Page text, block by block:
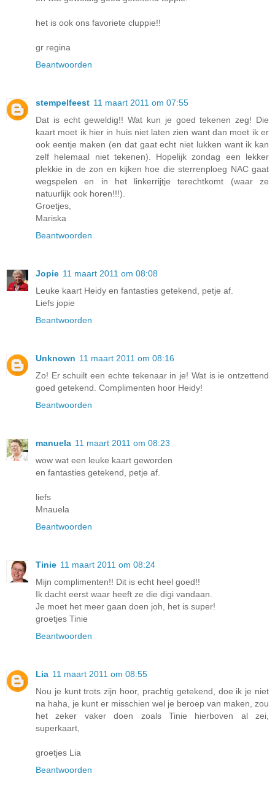
het is ook ons favoriete cluppie!!
gr regina
Beantwoorden
stempelfeest 11 maart 2011 om 07:55
Dat is echt geweldig!! Wat kun je goed tekenen zeg! Die
kaart moet ik hier in huis niet laten zien want dan moet ik er
ook eentje maken (en dat gaat echt niet lukken want ik kan
zelf helemaal niet tekenen). Hopelijk zondag een lekker
plekkie in de zon en kijken hoe die sterrenploeg NAC gaat
wegspelen en in het linkerrijtje terechtkomt (waar ze
natuurlijk ook horen!!!).
Groetjes,
Mariska
Beantwoorden
Jopie 11 maart 2011 om 08:08
Leuke kaart Heidy en fantasties getekend, petje af.
Liefs jopie
Beantwoorden
Unknown 11 maart 2011 om 08:16
Zo! Er schuilt een echte tekenaar in je! Wat is ie ontzettend
goed getekend. Complimenten hoor Heidy!
Beantwoorden
manuela 11 maart 2011 om 08:23
wow wat een leuke kaart geworden
en fantasties getekend, petje af.
liefs
Mnauela
Beantwoorden
Tinie 11 maart 2011 om 08:24
Mijn complimenten!! Dit is echt heel goed!!
Ik dacht eerst waar heeft ze die digi vandaan.
Je moet het meer gaan doen joh, het is super!
groetjes Tinie
Beantwoorden
Lia 11 maart 2011 om 08:55
Nou je kunt trots zijn hoor, prachtig getekend, doe ik je niet
na haha, je kunt er misschien wel je beroep van maken, zou
het zeker vaker doen zoals Tinie hierboven al zei,
superkaart,
groetjes Lia
Beantwoorden